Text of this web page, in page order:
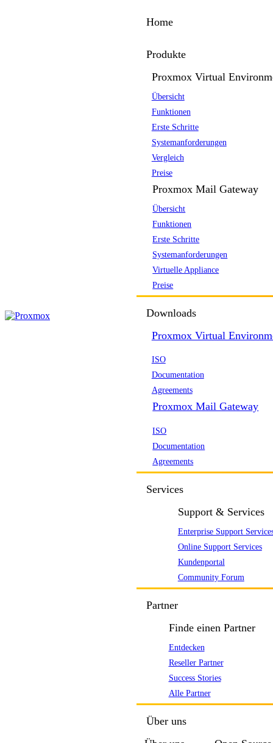
Home
Produkte
Proxmox Virtual
Übersicht
Funktionen
Erste Schritte
Systemanforderungen
Vergleich
Preise
Proxmox Mail Gateway
Übersicht
Funktionen
Erste Schritte
Systemanforderungen
Virtuelle Appliance
Preise
Downloads
Proxmox Virtual
ISO
Documentation
Agreements
Proxmox Mail Gateway
ISO
Documentation
Agreements
Services
Support & Services
Enterprise Support
Online Support Services
Kundenportal
Community Forum
Partner
Finde einen Partner
Entdecken
Reseller Partner
Success Stories
Alle Partner
Über uns